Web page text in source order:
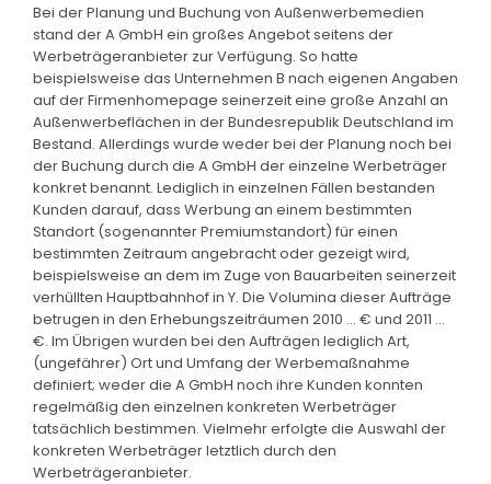
Bei der Planung und Buchung von Außenwerbemedien
stand der A GmbH ein großes Angebot seitens der
Werbeträgeranbieter zur Verfügung. So hatte
beispielsweise das Unternehmen B nach eigenen Angaben
auf der Firmenhomepage seinerzeit eine große Anzahl an
Außenwerbeflächen in der Bundesrepublik Deutschland im
Bestand. Allerdings wurde weder bei der Planung noch bei
der Buchung durch die A GmbH der einzelne Werbeträger
konkret benannt. Lediglich in einzelnen Fällen bestanden
Kunden darauf, dass Werbung an einem bestimmten
Standort (sogenannter Premiumstandort) für einen
bestimmten Zeitraum angebracht oder gezeigt wird,
beispielsweise an dem im Zuge von Bauarbeiten seinerzeit
verhüllten Hauptbahnhof in Y. Die Volumina dieser Aufträge
betrugen in den Erhebungszeiträumen 2010 ... € und 2011 ...
€. Im Übrigen wurden bei den Aufträgen lediglich Art,
(ungefährer) Ort und Umfang der Werbemaßnahme
definiert; weder die A GmbH noch ihre Kunden konnten
regelmäßig den einzelnen konkreten Werbeträger
tatsächlich bestimmen. Vielmehr erfolgte die Auswahl der
konkreten Werbeträger letztlich durch den
Werbeträgeranbieter.